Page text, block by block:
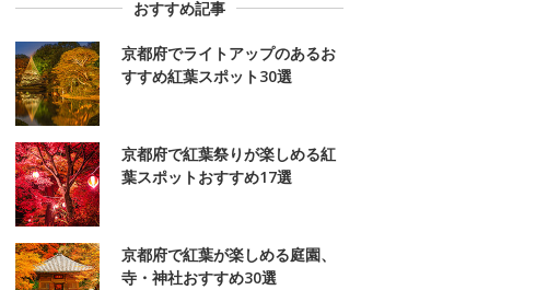
おすすめ記事
京都府でライトアップのあるお
すすめ紅葉スポット30選
京都府で紅葉祭りが楽しめる紅
葉スポットおすすめ17選
京都府で紅葉が楽しめる庭園、
寺・神社おすすめ30選